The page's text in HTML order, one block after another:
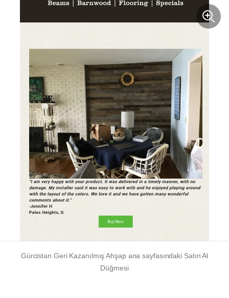
Gürcistan Geri Kazanılmış Ahşap ana sayfasındaki Satın Al
Düğmesi